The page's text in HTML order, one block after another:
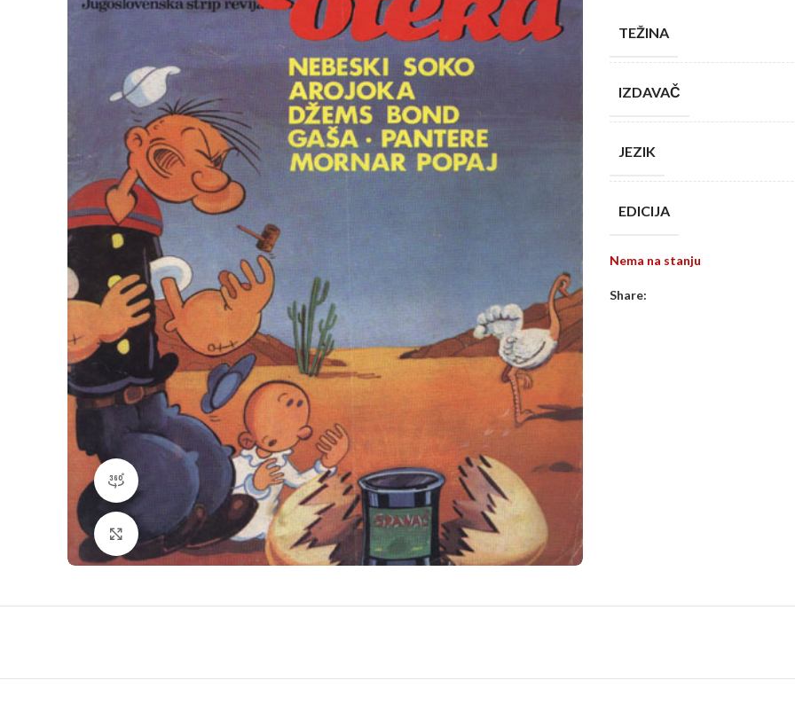
360 product view
Klikni da povečaš
TEŽINA
IZDAVAČ
JEZIK
EDICIJA
Nema na stanju
Share: